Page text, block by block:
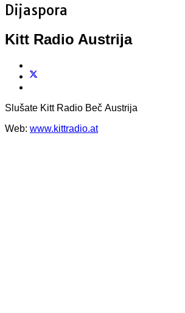
Dijaspora
Kitt Radio Austrija
Slušate Kitt Radio Beč Austrija
Web: www.kittradio.at